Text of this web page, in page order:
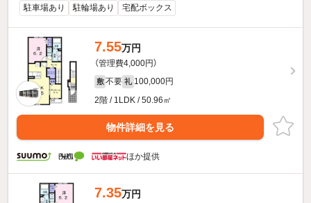
駐車場あり 駐輪場あり 宅配ボックス
7.55万円
（管理費4,000円）
敷 不要 礼 100,000円
2階 / 1LDK / 50.96㎡
物件詳細を見る
ほか提供
7.35万円